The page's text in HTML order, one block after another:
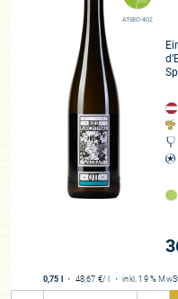
AT-BIO-402
0,75 l ・ 48,67 €/ l ・inkl. 19 %